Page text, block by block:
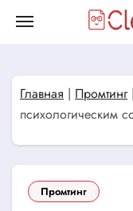
Главная | Промтинг|
психологическим
Промтинг